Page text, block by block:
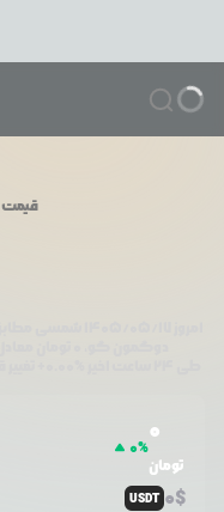
قیمت
0%
0
تومان
USDT 0$